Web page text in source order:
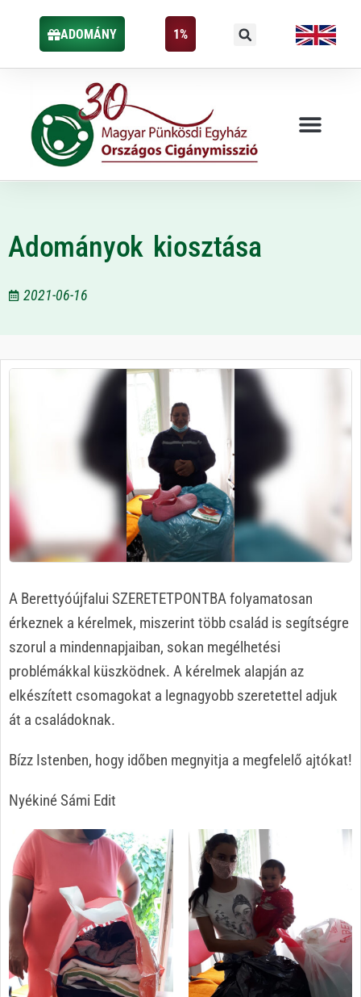
ADOMÁNY 1%
Adományok kiosztása
2021-06-16
A Berettyóújfalui SZERETETPONTBA folyamatosan
érkeznek a kérelmek, miszerint több család is segítségre
szorul a mindennapjaiban, sokan megélhetési
problémákkal küszködnek. A kérelmek alapján az
elkészített csomagokat a legnagyobb szeretettel adjuk
át a családoknak.
Bízz Istenben, hogy időben megnyitja a megfelelő ajtókat!
Nyékiné Sámi Edit